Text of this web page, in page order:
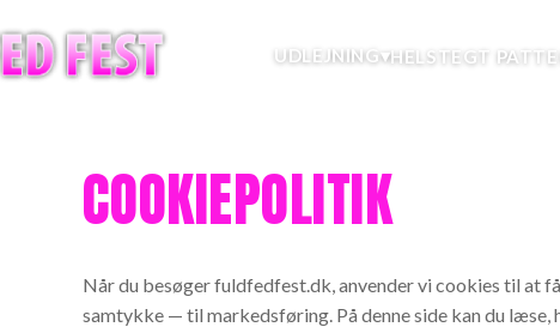
UDLEJNING▾HELSTEGT
COOKIEPOLITIK
Når du besøgerfuldfedfest.dk, anvender vi cookies til at
samtykke — til markedsføring. På denne side kan du læse,